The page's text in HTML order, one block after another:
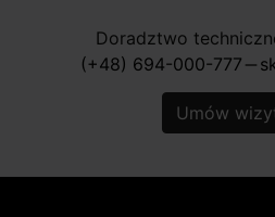
Doradztwo
(+48) 694-000-777 horizontal_rule
Umów